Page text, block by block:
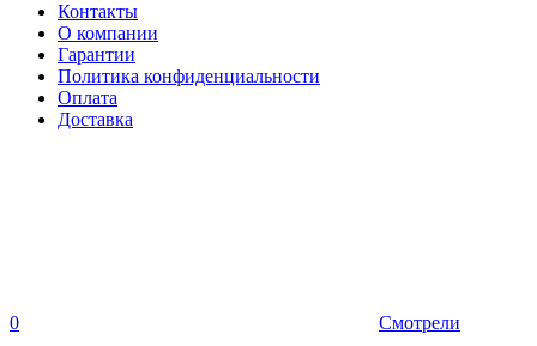
Контакты
O компании
Гарантии
Политика конфиденциальности
Оплата
Доставка
0 Смотрели